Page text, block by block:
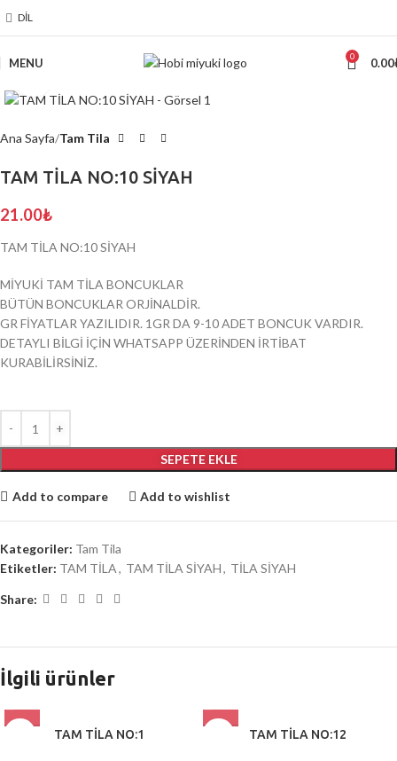
DIL
MENU 0 0.00
Ana Sayfa Tam Tila
TAM TİLA NO:10 SİYAH
21.00₺
TAM TİLA NO:10 SİYAH
MİYUKİ TAM TİLA BONCUKLAR
BÜTÜN BONCUKLAR ORJİNALDİR.
GR FİYATLAR YAZILIDIR. 1GR DA 9-10 ADET BONCUK VARDIR.
DETAYLI BİLGİ İÇİN WHATSAPP ÜZERİNDEN İRTİBAT
KURABİLİRSİNİZ.
SEPETE EKLE
Add to compare Add to wishlist
Kategoriler: Tam Tila
Etiketler: TAM TİLA, TAM TİLA SİYAH, TİLA SİYAH
Share:
İlgili ürünler
TAM TİLA NO:1 TAM TİLA NO:12